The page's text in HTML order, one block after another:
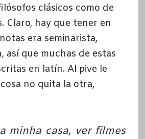
clásicos como de
Claro, hay que tener en
era seminarista,
así que muchas de estas
en latín. Al pive le
no quita la otra,
minha casa, ver filmes